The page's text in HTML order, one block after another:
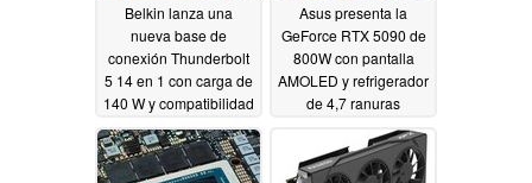
Belkin lanza una
nueva base de
conexión Thunderbolt
5 14 en 1 con carga de
140 W y compatibilidad
con tres pantallas 4K
06/28/2026
Asus presenta la
GeForce RTX 5090 de
800W con pantalla
AMOLED y refrigerador
de 4,7 ranuras